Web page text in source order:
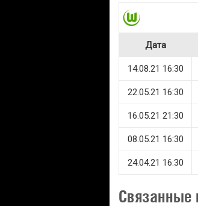
Дата
14.08.21 16:30
22.05.21 16:30
16.05.21 21:30
08.05.21 16:30
24.04.21 16:30
Связанные